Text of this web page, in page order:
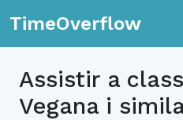
TimeOverflow
Assistir a
Vegana i